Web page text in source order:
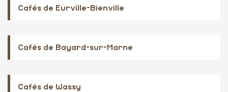
Cafés de Eurville-Bienville
Cafés de Bayard-sur-Marne
Cafés de Wassy